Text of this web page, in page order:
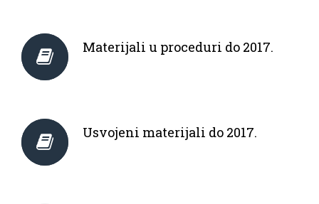
Materijali u proceduri do 2017.
Usvojeni materijali do 2017.